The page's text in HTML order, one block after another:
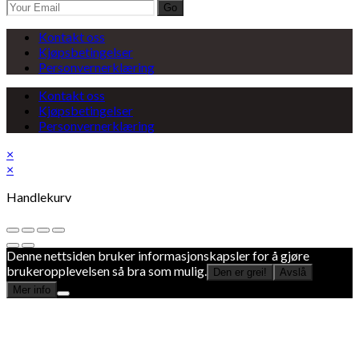
Go
Kontakt oss
Kjøpsbetingelser
Personvernerklæring
Kontakt oss
Kjøpsbetingelser
Personvernerklæring
×
×
Handlekurv
Denne nettsiden bruker informasjonskapsler for å gjøre
brukeropplevelsen så bra som mulig.
Den er grei!
Avslå
Mer info